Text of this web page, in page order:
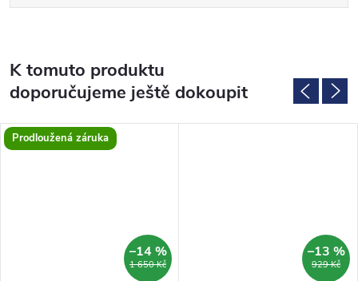
K tomuto produktu
doporučujeme ještě dokoupit
Prodloužená záruka
1 650 Kč
–14 %
929 Kč
–13 %